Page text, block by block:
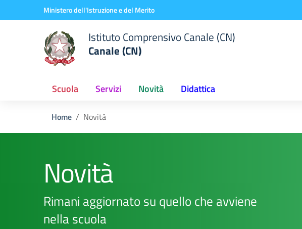
Vai ai contenuti
Vai al menu di navigazioneMinistero dell'Istruzione e del Merito
Istituto Comprensivo Canale (CN)
Canale (CN)
Scuola Servizi Novità Didattica
Home Novità
Novità
Rimani aggiornato su quello che avviene
nella scuola